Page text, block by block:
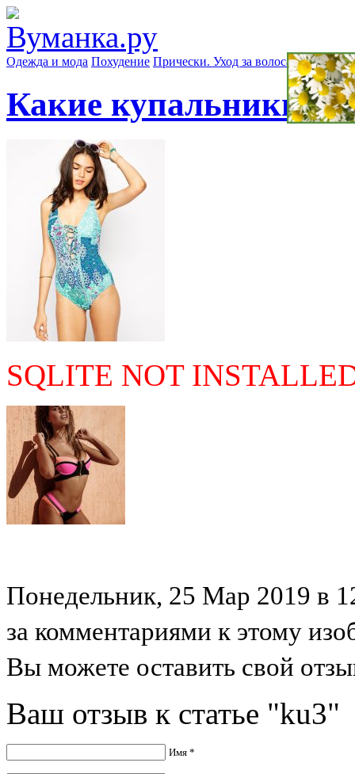
Одежда и мода Похудение Прически. Уход за волосами Маски
Какие купальники
SQLITE NOT
Понедельник, 25 Мар 2019 в
за комментариями к этому
Вы можете оставить свой
Ваш отзыв к статье "ku3"
Имя *